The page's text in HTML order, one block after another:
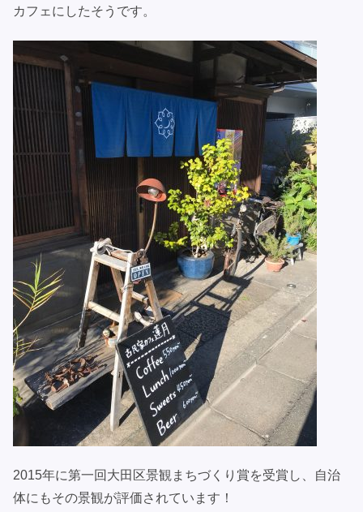
カフェにしたそうです。
2015年に第一回大田区景観まちづくり賞を受賞し、自治
体にもその景観が評価されています！